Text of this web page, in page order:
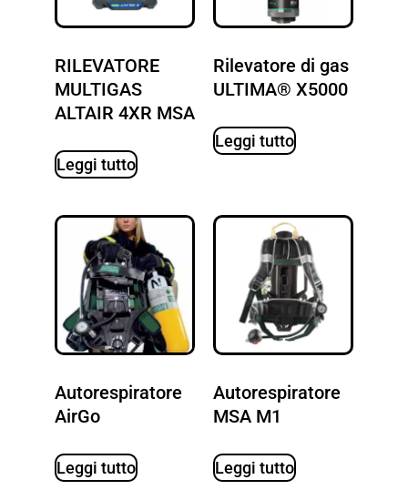
RILEVATORE
MULTIGAS
ALTAIR 4XR MSA
Leggi tutto
Rilevatore di gas
ULTIMA® X5000
Leggi tutto
Autorespiratore
AirGo
Leggi tutto
Autorespiratore
MSA M1
Leggi tutto